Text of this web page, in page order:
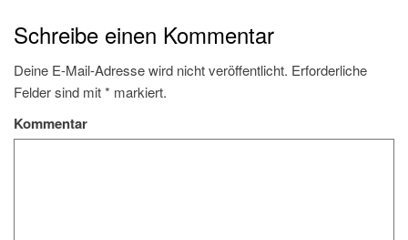
Schreibe einen Kommentar
Deine E-Mail-Adresse wird nicht veröffentlicht. Erforderliche
Felder sind mit* markiert.
Kommentar